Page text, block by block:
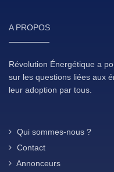
A PROPOS
Révolution Énergétique a
sur les questions liées aux
leur adoption par tous.
Qui sommes-nous ?
Contact
Annonceurs